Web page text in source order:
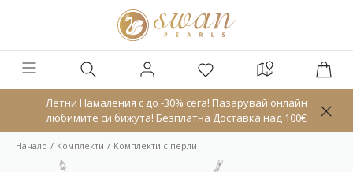
Летни Намаления с до -30% сега! Пазарувай онлайн
любимите си бижута! Безплатна Доставка над 100€
Начало Комплекти Комплекти с перли